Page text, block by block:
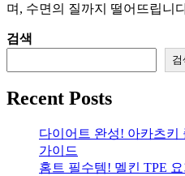
며, 수면의 질까지 떨어뜨립니
검색
검
Recent Posts
다이어트 완성! 아카츠키
가이드
홈트 필수템! 멜킨 TPE